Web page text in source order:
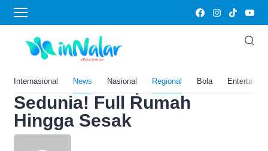
Internasional News Nasional Regional Bola
Home›News
Luasnya Hanya 8,5 Hektare,
Pulau Bungin di NTB Ini
Jadi Pulau Terpadat
Sedunia! Full Rumah
Hingga Sesak